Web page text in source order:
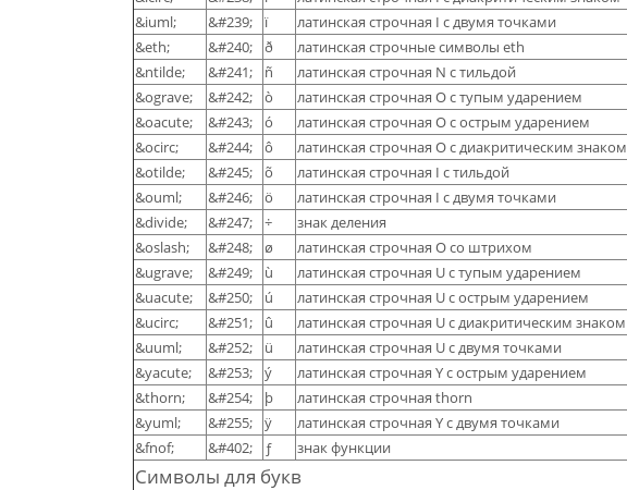
&iuml;
&#239; ï
латинская строчная I с двумя точками
&eth;
&#240; ð
латинская строчные символы eth
&ntilde;
&#241; ñ
латинская строчная N с тильдой
&ograve;
&#242; ò
латинская строчная O с тупым ударением
&oacute;
&#243; ó
латинская строчная O с острым ударением
&ocirc;
&#244; ô
латинская строчная O с диакритическим знаком
&otilde;
&#245; õ
латинская строчная I с тильдой
&ouml;
&#246; ö
латинская строчная I с двумя точками
&divide;
&#247; ÷
знак деления
&oslash;
&#248; ø
латинская строчная O со штрихом
&ugrave;
&#249; ù
латинская строчная U с тупым ударением
&uacute;
&#250; ú
латинская строчная U с острым ударением
&ucirc;
&#251; û
латинская строчная U с диакритическим знаком
&uuml;
&#252; ü
латинская строчная U с двумя точками
&yacute;
&#253; ý
латинская строчная Y с острым ударением
&thorn;
&#254; þ
латинская строчная thorn
&yuml;
&#255; ÿ
латинская строчная Y с двумя точками
&fnof;
&#402; ƒ знак функции
Символы для букв